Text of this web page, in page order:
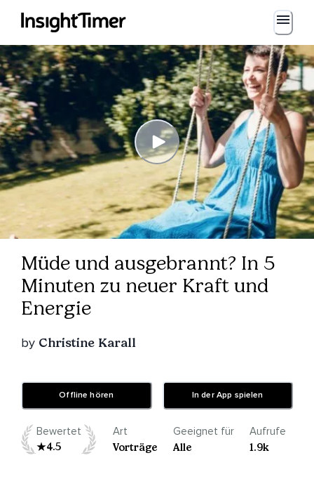
Müde und ausgebrannt? In 5
Minuten zu neuer Kraft und
Energie
by Christine Karall
Offline hören In der App spielen
Bewertet
4.5
Art
Vorträge
Geeignet für
Alle
Aufrufe
1.9k